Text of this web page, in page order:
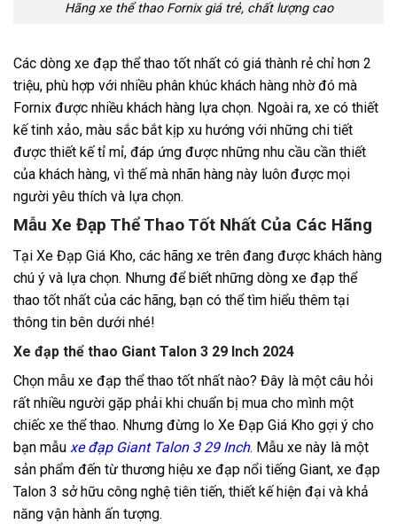
Hãng xe thể thao Fornix giá trẻ, chất lượng cao
Các dòng xe đạp thể thao tốt nhất có giá thành rẻ chỉ hơn 2
triệu, phù hợp với nhiều phân khúc khách hàng nhờ đó mà
Fornix được nhiều khách hàng lựa chọn. Ngoài ra, xe có thiết
kế tinh xảo, màu sắc bắt kịp xu hướng với những chi tiết
được thiết kế tỉ mỉ, đáp ứng được những nhu cầu cần thiết
của khách hàng, vì thế mà nhãn hàng này luôn được mọi
người yêu thích và lựa chọn.
Mẫu Xe Đạp Thể Thao Tốt Nhất Của Các Hãng
Tại Xe Đạp Giá Kho, các hãng xe trên đang được khách hàng
chú ý và lựa chọn. Nhưng để biết những dòng xe đạp thể
thao tốt nhất của các hãng, bạn có thể tìm hiểu thêm tại
thông tin bên dưới nhé!
Xe đạp thể thao Giant Talon 3 29 Inch 2024
Chọn mẫu xe đạp thể thao tốt nhất nào? Đây là một câu hỏi
rất nhiều người gặp phải khi chuẩn bị mua cho mình một
chiếc xe thể thao. Nhưng đừng lo Xe Đạp Giá Kho gợi ý cho
bạn mẫu xe đạp Giant Talon 3 29 Inch. Mẫu xe này là một
sản phẩm đến từ thương hiệu xe đạp nổi tiếng Giant, xe đạp
Talon 3 sở hữu công nghệ tiên tiến, thiết kế hiện đại và khả
năng vận hành ấn tượng.